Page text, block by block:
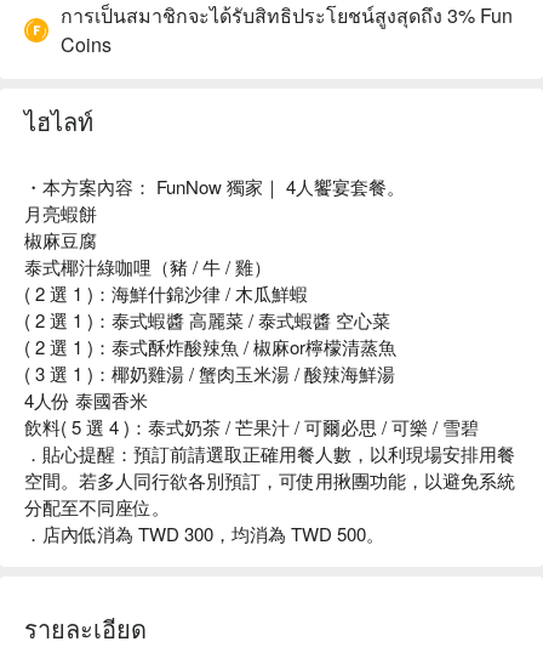
การเป็นสมาชิกจะได้รับสิทธิประโยชน์สูงสุดถึง 3% Fun
Coins
ไฮไลท์
・本方案內容： FunNow 獨家｜ 4人饗宴套餐。
月亮蝦餅
椒麻豆腐
泰式椰汁綠咖哩（豬 / 牛 / 雞）
( 2 選 1 )：海鮮什錦沙律 / 木瓜鮮蝦
( 2 選 1 )：泰式蝦醬 高麗菜 / 泰式蝦醬 空心菜
( 2 選 1 )：泰式酥炸酸辣魚 / 椒麻or檸檬清蒸魚
( 3 選 1 )：椰奶雞湯 / 蟹肉玉米湯 / 酸辣海鮮湯
4人份 泰國香米
飲料( 5 選 4 )：泰式奶茶 / 芒果汁 / 可爾必思 / 可樂 / 雪碧
．貼心提醒：預訂前請選取正確用餐人數，以利現場安排用餐
空間。若多人同行欲各別預訂，可使用揪團功能，以避免系統
分配至不同座位。
．店內低消為 TWD 300，均消為 TWD 500。
รายละเอียด